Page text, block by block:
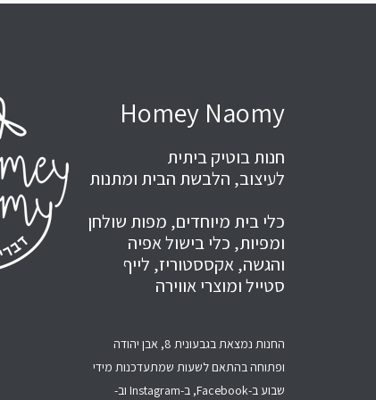
Homey Naomy
חנות בוטיק ביתית
לעיצוב, הלבשת הבית ומתנות
כלי בית מיוחדים, מפות שולחן
ומפיות, כלי בישול אפיה
והגשה, אקססטוריז, לייף
סטייל ומוצרי אווירה
החנות נמצאת בגבעונית 8, אבן יהודה
ופתוחה בהתאם לשעות שמתעדכנות מידי
שבוע ב-Facebook, ב-Instagram וב-